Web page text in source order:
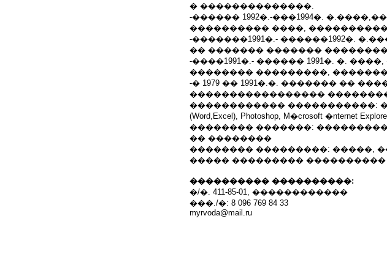
� ��������������.
-������ 1992�.-���1994�.
���������� ����,
-�������1991�.- ������1992�.
�� ������� �������
-����1991�.- ������ 1991�. �.
�������� ���������,
-� 1979 �� 1991�.�. ������� ��
�����������������
������������ �����������:
(Word,Excel), Photoshop, M�crosoft �nternet
�������� �������:
�� ��������
�������� ���������: �����,
����� ���������
���������� ����������:
�/�. 411-85-01, ������������
���./�: 8 096 769 84 33
myrvoda@mail.ru